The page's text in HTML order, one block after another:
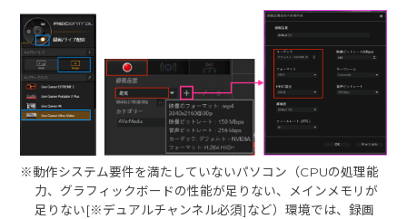
※動作システム要件を満たしていないパソコン（CPUの処理能
力、グラフィックボードの性能が足りない、メインメモリが
足りない[※デュアルチャンネル必須]など）環境では、録画